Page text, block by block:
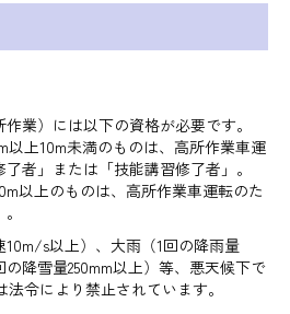
業）には以下の資格が必要です。
以上10m未満のものは、高所作業車運
者」または「技能講習修了者」。
以上のものは、高所作業車運転のた
10m/s以上）、大雨（1回の降雨量
降雪量250mm以上）等、悪天候下で
法令により禁止されています。